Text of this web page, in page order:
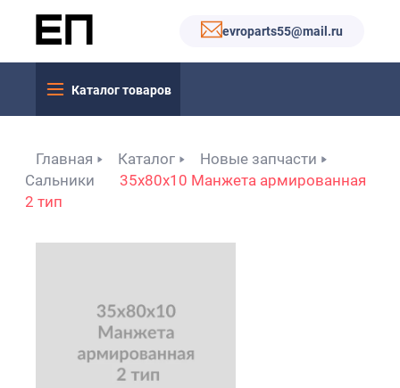
evroparts55@mail.ru
Каталог товаров
Главная Каталог
Новые запчасти
Сальники
35x80x10 Манжета армированная
2 тип